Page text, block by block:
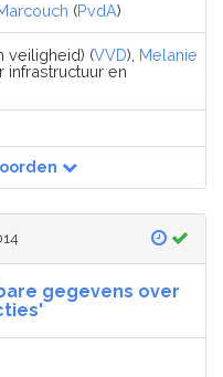
(PvdA)
veiligheid) (VVD), Melanie
infrastructuur en
gegevens over